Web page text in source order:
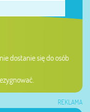
dostanie się do osób
REKLAMA